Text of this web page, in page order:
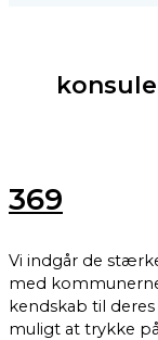
369
Vi indgår de
med
kendskab til
muligt at trykke